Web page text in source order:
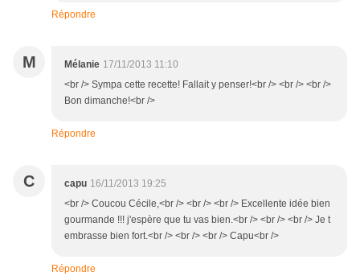
Répondre
M Mélanie 17/11/2013 11:10
<br /> Sympa cette recette! Fallait y penser!<br /> <br /> <br />
Bon dimanche!<br />
Répondre
C capu 16/11/2013 19:25
<br /> Coucou Cécile,<br /> <br /> <br /> Excellente idée bien
gourmande !!! j'espère que tu vas bien.<br /> <br /> <br /> Je t
embrasse bien fort.<br /> <br /> <br /> Capu<br />
Répondre